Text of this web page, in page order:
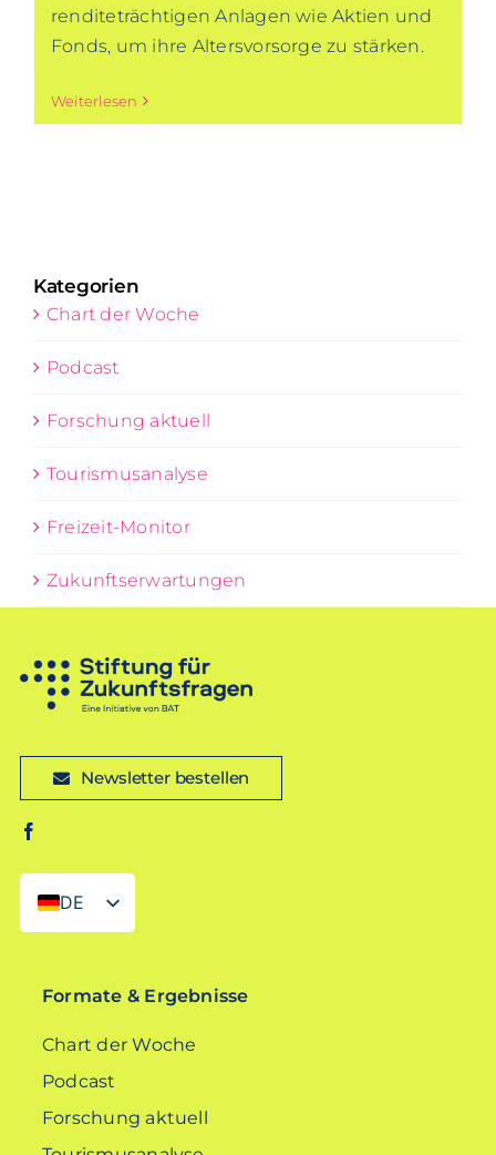
renditeträchtigen Anlagen wie Aktien und
Fonds, um ihre Altersvorsorge zu stärken.
Weiterlesen
Kategorien
Chart der Woche
Podcast
Forschung aktuell
Tourismusanalyse
Freizeit-Monitor
Zukunftserwartungen
Newsletter bestellen
DE
EN
Formate & Ergebnisse
Chart der Woche
Podcast
Forschung aktuell